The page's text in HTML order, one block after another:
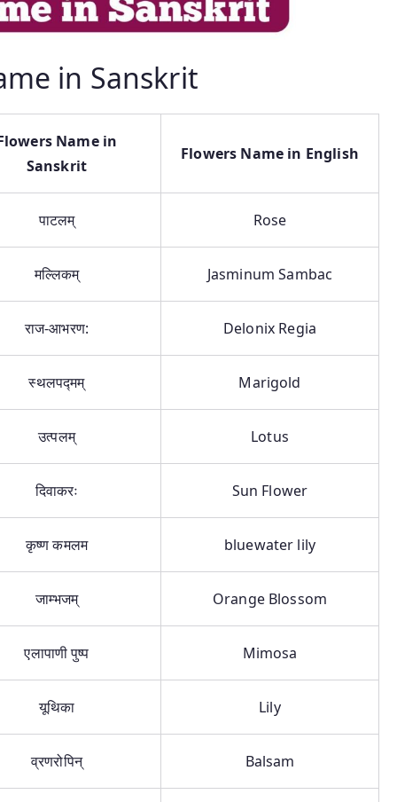
in Sanskrit
Name in
Sanskrit
Flowers Name in English
पाटलम् Rose
मल्लिकम् Jasminum Sambac
राज-आभरण: Delonix Regia
स्थलपद्मम् Marigold
उत्पलम् Lotus
दिवाकरः Sun Flower
कृष्ण कमलम bluewater lily
जाम्भजम् Orange Blossom
एलापाणी पुष्प Mimosa
यूथिका Lily
व्रणरोपिन् Balsam